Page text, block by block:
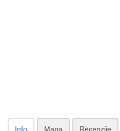
Info Mapa Recenzije